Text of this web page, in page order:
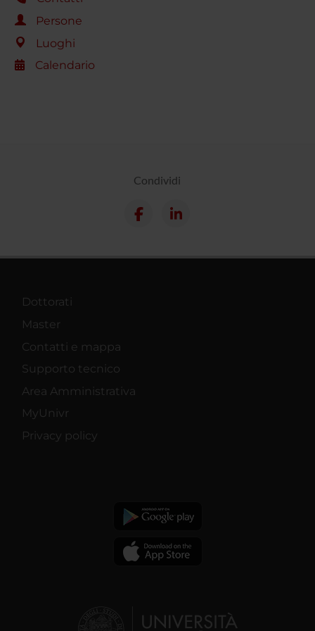
Persone
Luoghi
Calendario
Condividi
Dottorati
Master
Contatti e mappa
Supporto tecnico
Area Amministrativa
MyUnivr
Privacy policy